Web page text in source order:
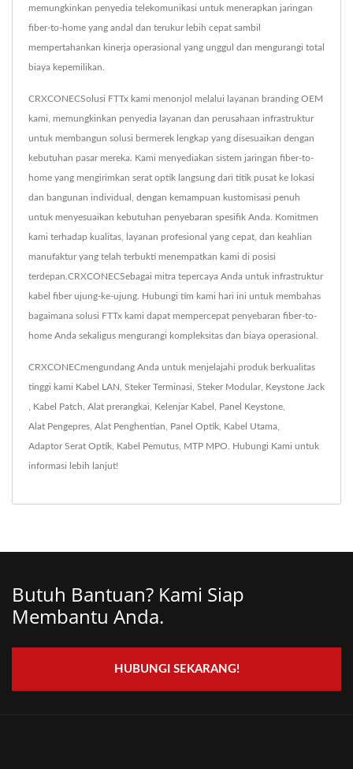
memungkinkan penyedia telekomunikasi untuk menerapkan jaringan
fiber-to-home yang andal dan terukur lebih cepat sambil
mempertahankan kinerja operasional yang unggul dan mengurangi total
biaya kepemilikan.
CRXCONECSolusi FTTx kami menonjol melalui layanan branding OEM
kami, memungkinkan penyedia layanan dan perusahaan infrastruktur
untuk membangun solusi bermerek lengkap yang disesuaikan dengan
kebutuhan pasar mereka. Kami menyediakan sistem jaringan fiber-to-
home yang mengirimkan serat optik langsung dari titik pusat ke lokasi
dan bangunan individual, dengan kemampuan kustomisasi penuh
untuk menyesuaikan kebutuhan penyebaran spesifik Anda. Komitmen
kami terhadap kualitas, layanan profesional yang cepat, dan keahlian
manufaktur yang telah terbukti menempatkan kami di posisi
terdepan.CRXCONECSebagai mitra tepercaya Anda untuk infrastruktur
kabel fiber ujung-ke-ujung. Hubungi tim kami hari ini untuk membahas
bagaimana solusi FTTx kami dapat mempercepat penyebaran fiber-to-
home Anda sekaligus mengurangi kompleksitas dan biaya operasional.
CRXCONECmengundang Anda untuk menjelajahi produk berkualitas
tinggi kami Kabel LAN , Steker Terminasi, Steker Modular, Keystone Jack
, Kabel Patch, Alat prerangkai, Kelenjar Kabel , Panel Keystone,
Alat Pengepres, Alat Penghentian, Panel Optik, Kabel Utama,
Adaptor Serat Optik, Kabel Pemutus, MTP MPO. Hubungi Kami untuk
informasi lebih lanjut!
Butuh Bantuan? Kami Siap
Membantu Anda.
HUBUNGI SEKARANG!